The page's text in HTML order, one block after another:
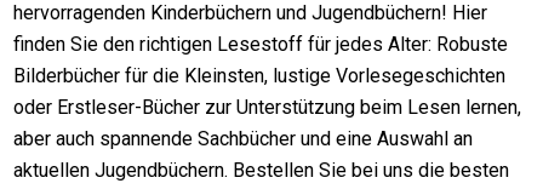
hervorragenden Kinderbüchern und Jugendbüchern! Hier
finden Sie den richtigen Lesestoff für jedes Alter: Robuste
Bilderbücher für die Kleinsten, lustige Vorlesegeschichten
oder Erstleser-Bücher zur Unterstützung beim Lesen lernen,
aber auch spannende Sachbücher und eine Auswahl an
aktuellen Jugendbüchern. Bestellen Sie bei uns die besten